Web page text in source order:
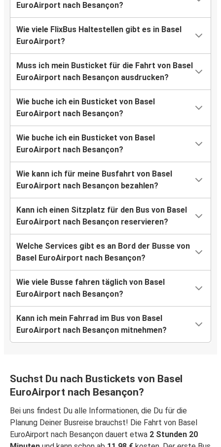
EuroAirport nach Besançon?
Wie viele FlixBus Haltestellen gibt es in Basel
EuroAirport?
Muss ich mein Busticket für die Fahrt von Basel
EuroAirport nach Besançon ausdrucken?
Wie buche ich ein Busticket von Basel
EuroAirport nach Besançon?
Wie buche ich ein Busticket von Basel
EuroAirport nach Besançon?
Wie kann ich für meine Busfahrt von Basel
EuroAirport nach Besançon bezahlen?
Kann ich einen Sitzplatz für den Bus von Basel
EuroAirport nach Besançon reservieren?
Welche Services gibt es an Bord der Busse von
Basel EuroAirport nach Besançon?
Wie viele Busse fahren täglich von Basel
EuroAirport nach Besançon?
Kann ich mein Fahrrad im Bus von Basel
EuroAirport nach Besançon mitnehmen?
Suchst Du nach Bustickets von Basel
EuroAirport nach Besançon?
Bei uns findest Du alle Informationen, die Du für die
Planung Deiner Busreise brauchst! Die Fahrt von Basel
EuroAirport nach Besançon dauert etwa 2 Stunden 20